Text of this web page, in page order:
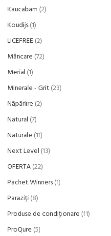
Kaucabam 2
Koudijs 1
LICEFREE 2
Mâncare 72
Merial 1
Minerale - Grit 23
Năpârlire 2
Natural 7
Naturale 11
Next Level 13
OFERTA 22
Pachet Winners 1
Paraziți 8
Produse de condiționare 11
ProQure 5